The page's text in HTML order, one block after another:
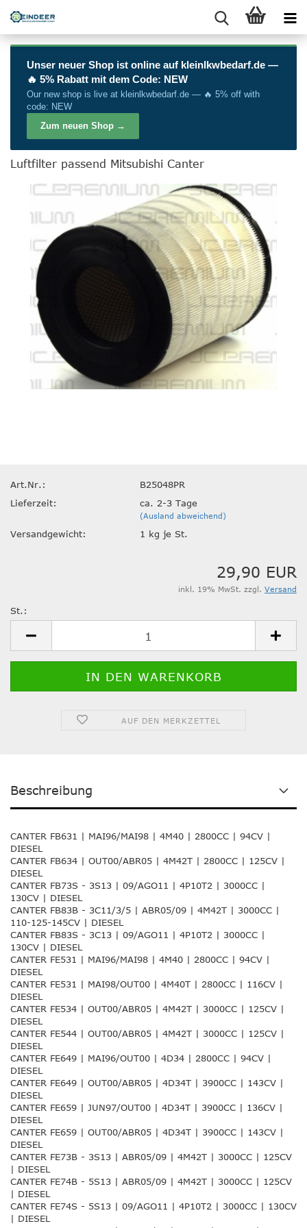
Unser neuer Shop ist online auf kleinlkwbedarf.de —
🔥 5% Rabatt mit dem Code: NEW
Our new shop is live at kleinlkwbedarf.de — 🔥 5% off with
code: NEW
Zum neuen Shop →
Luftfilter passend Mitsubishi Canter
Art.Nr.:
B25048PR
Lieferzeit:
ca. 2-3 Tage
(Ausland abweichend)
Versandgewicht: 1 kg je St.
29,90 EUR
inkl. 19% MwSt. zzgl. Versand
St.:
AUF DEN MERKZETTEL
Beschreibung
CANTER FB631 | MAI96/MAI98 | 4M40 | 2800CC | 94CV |
DIESEL
CANTER FB634 | OUT00/ABR05 | 4M42T | 2800CC | 125CV |
DIESEL
CANTER FB73S - 3S13 | 09/AGO11 | 4P10T2 | 3000CC |
130CV | DIESEL
CANTER FB83B - 3C11/3/5 | ABR05/09 | 4M42T | 3000CC |
110-125-145CV | DIESEL
CANTER FB83S - 3C13 | 09/AGO11 | 4P10T2 | 3000CC |
130CV | DIESEL
CANTER FE531 | MAI96/MAI98 | 4M40 | 2800CC | 94CV |
DIESEL
CANTER FE531 | MAI98/OUT00 | 4M40T | 2800CC | 116CV |
DIESEL
CANTER FE534 | OUT00/ABR05 | 4M42T | 3000CC | 125CV |
DIESEL
CANTER FE544 | OUT00/ABR05 | 4M42T | 3000CC | 125CV |
DIESEL
CANTER FE649 | MAI96/OUT00 | 4D34 | 2800CC | 94CV |
DIESEL
CANTER FE649 | OUT00/ABR05 | 4D34T | 3900CC | 143CV |
DIESEL
CANTER FE659 | JUN97/OUT00 | 4D34T | 3900CC | 136CV |
DIESEL
CANTER FE659 | OUT00/ABR05 | 4D34T | 3900CC | 143CV |
DIESEL
CANTER FE73B - 3S13 | ABR05/09 | 4M42T | 3000CC | 125CV
| DIESEL
CANTER FE74B - 5S13 | ABR05/09 | 4M42T | 3000CC | 125CV
| DIESEL
CANTER FE74S - 5S13 | 09/AGO11 | 4P10T2 | 3000CC | 130CV
| DIESEL